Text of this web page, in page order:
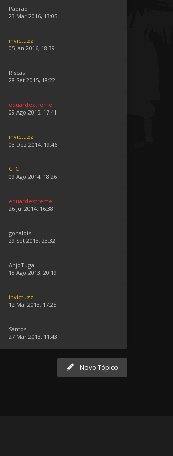
Padrão
23 Mar 2016, 13:05
invictuzz
05 Jan 2016, 18:39
Riscas
28 Set 2015, 18:22
eduardextreme
09 Ago 2015, 17:41
invictuzz
03 Dez 2014, 19:46
CFC
09 Ago 2014, 18:26
eduardextreme
26 Jul 2014, 16:38
gonalois
29 Set 2013, 23:32
AnjoTuga
18 Ago 2013, 20:19
invictuzz
12 Mai 2013, 17:25
Santos
27 Mar 2013, 11:43
Novo Tópico